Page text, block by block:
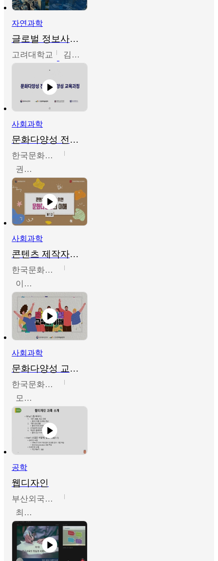
자연과학
글로벌 정보사회와 통계의 창의적 기능
고려대학교 김희영
사회과학
문화다양성 전문인력 양성 기본과정 - 문화다양성의 이해
한국문화예술교육진흥원
권숙인 외 8명
사회과학
콘텐츠 제작자를 위한 문화다양성의 이해
한국문화예술교육진흥원
이성민
사회과학
문화다양성 교육의 이해
한국문화예술교육진흥원
모경환,성상환,정문성
공학
웹디자인
부산외국어대학교
최진오